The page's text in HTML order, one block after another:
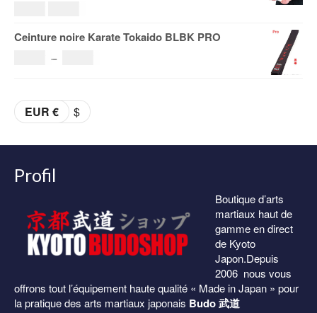
153.00€
Ceinture noire Karate Tokaido BLBK PRO
–
à
EUR € $
Profil
Boutique d’arts
martiaux haut de
gamme en direct
de Kyoto
Japon.Depuis
2006 nous vous
offrons tout l’équipement haute qualité « Made in Japan » pour
la pratique des arts martiaux japonais Budo 武道